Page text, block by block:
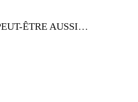
ÊTRE AUSSI…